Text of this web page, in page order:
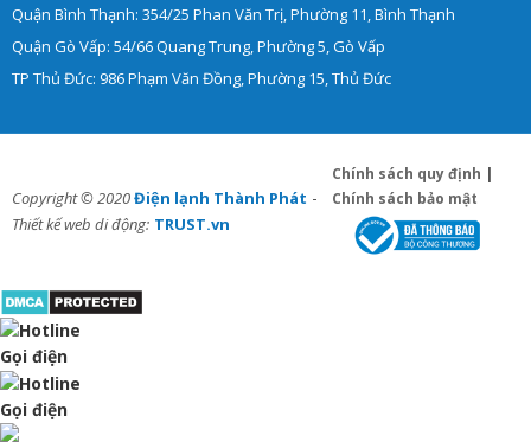
Quận Bình Thạnh: 354/25 Phan Văn Trị, Phường 11, Bình Thạnh
Quận Gò Vấp: 54/66 Quang Trung, Phường 5, Gò Vấp
TP Thủ Đức: 986 Phạm Văn Đồng, Phường 15, Thủ Đức
Copyright © 2020Điện lạnh Thành Phát -
Thiết kế web di động: TRUST.vn
Chính sách quy định |
Chính sách bảo mật
Gọi điện
Gọi điện